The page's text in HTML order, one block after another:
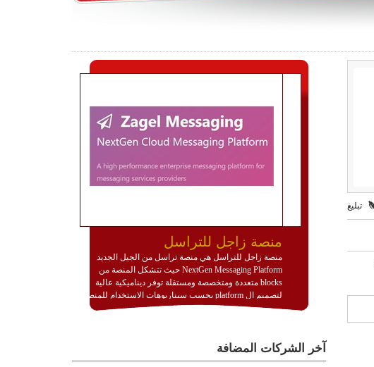
تبليغ
منصة زاجل للتراسل
منصة زاجل للتراسل هي منصة تراسل من الجيل الجديد
NextGen Messaging Platform حيث تتشكل المنصة من
blocks متعددة ومتخصصة ومستقلة توفر ديناميكية عالية
لتصميم ال platform بحسب سيناريوهات الاستخدام للمنصة
وتتوافق مع النشر والاستثمار ضمن بيئة استضافة dedicated
تخدم أي سيناريو تراسل مهما كان معقدا عبر إضافة ومعايرة
عناصر ديناميكية (dynamic items) وتجهيز إعدادات التواصل
آخر الشركات المضافة